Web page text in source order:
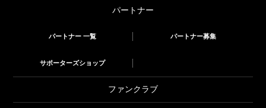
パートナー
パートナー 一覧 パートナー募集
サポーターズショップ
ファンクラブ